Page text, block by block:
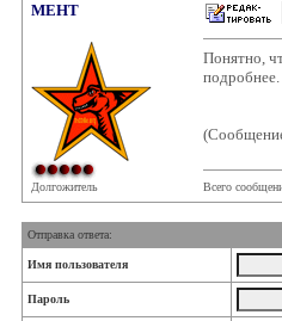
MEHT
Долгожитель
Понятно,
подробнее.
Всего
Отправка ответа:
Имя пользователя
Пароль